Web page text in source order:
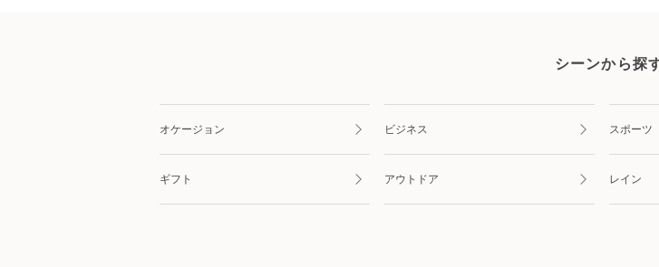
シーンから探
オケージョン ビジネス スポーツ
ギフト アウトドア レイン